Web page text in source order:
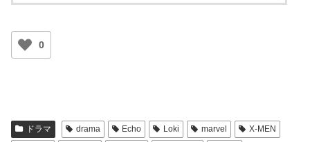
0
ドラマ drama Echo Loki marvel
X-MEN